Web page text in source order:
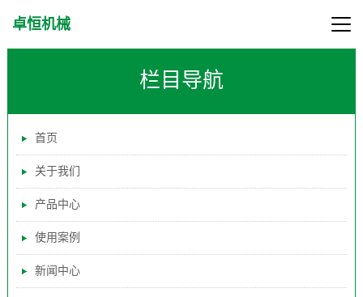
卓恒机械
栏目导航
首页
关于我们
产品中心
使用案例
新闻中心